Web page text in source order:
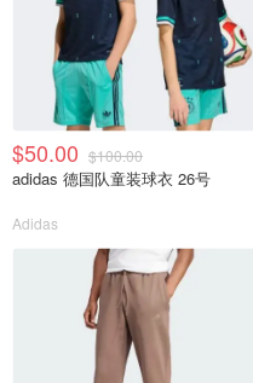
$50.00 $100.00
adidas 德国队童装球衣 26号
Adidas